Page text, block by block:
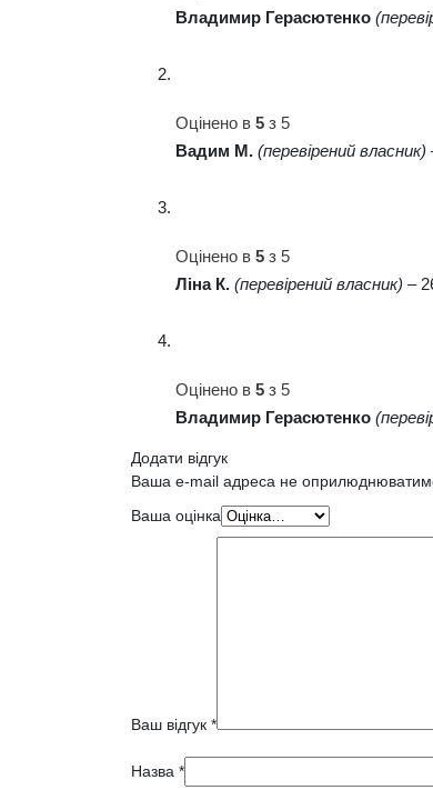
Владимир Герасютенко
Оцінено в 5 з 5
Вадим М. (перевірений власник)
Оцінено в 5 з 5
Ліна К. (перевірений власник) –
Оцінено в 5 з 5
Владимир Герасютенко
Додати відгук
Ваша e-mail адреса не
Ваша оцінка
Ваш відгук *
Назва *